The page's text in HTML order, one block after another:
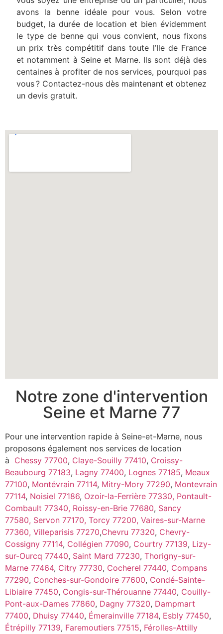
avons la benne idéale pour vous. Selon votre
budget, la durée de location et bien évidemment
le type de benne qui vous convient, nous fixons
un prix très compétitif dans toute l’Ile de France
et notamment à Seine et Marne. Ils sont déjà des
centaines à profiter de nos services, pourquoi pas
vous ? Contactez-nous dès maintenant et obtenez
un devis gratuit.
Notre zone d'intervention
Seine et Marne 77
Pour une intervention rapide à Seine-et-Marne, nous
proposons également nos services de location
à Chessy 77700, Claye-Souilly 77410, Croissy-
Beaubourg 77183, Lagny 77400, Lognes 77185, Meaux
77100, Montévrain 77114, Mitry-Mory 77290, Montevrain
77114, Noisiel 77186, Ozoir-la-Ferrière 77330, Pontault-
Combault 77340, Roissy-en-Brie 77680, Sancy
77580, Servon 77170, Torcy 77200, Vaires-sur-Marne
77360, Villeparisis 77270,Chevru 77320, Chevry-
Cossigny 77114, Collégien 77090, Courtry 77139, Lizy-
sur-Ourcq 77440, Saint Mard 77230, Thorigny-sur-
Marne 77464, Citry 77730, Cocherel 77440, Compans
77290, Conches-sur-Gondoire 77600, Condé-Sainte-
Libiaire 77450, Congis-sur-Thérouanne 77440, Couilly-
Pont-aux-Dames 77860, Dagny 77320, Dampmart
77400, Dhuisy 77440, Émerainville 77184, Esbly 77450,
Étrépilly 77139, Faremoutiers 77515, Férolles-Attilly